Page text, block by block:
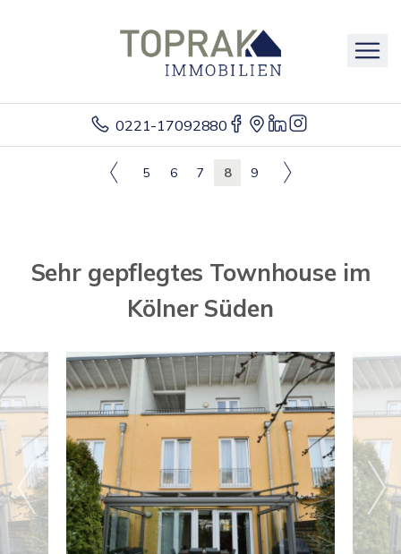
0221-17092880
5 6 7 8 9
Sehr gepflegtes Townhouse im
Kölner Süden